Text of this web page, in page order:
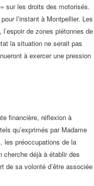
sur les droits des motorisés.
l’instant à Montpellier. Les
de zones piétonnes de
la situation ne serait pas
à exercer une pression
financière, réflexion à
tels qu’exprimés par Madame
les préoccupations de la
cherche déjà à établir des
de sa volonté d’être associée